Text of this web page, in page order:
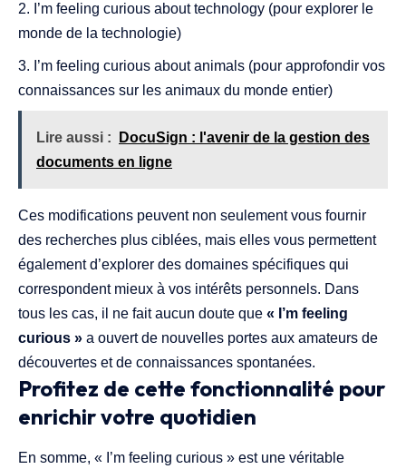
I’m feeling curious about technology (pour explorer le
monde de la technologie)
I’m feeling curious about animals (pour approfondir vos
connaissances sur les animaux du monde entier)
Lire aussi :
DocuSign : l'avenir de la gestion des
documents en ligne
Ces modifications peuvent non seulement vous fournir
des recherches plus ciblées, mais elles vous permettent
également d’explorer des domaines spécifiques qui
correspondent mieux à vos intérêts personnels. Dans
tous les cas, il ne fait aucun doute que « I’m feeling
curious » a ouvert de nouvelles portes aux amateurs de
découvertes et de connaissances spontanées.
Profitez de cette fonctionnalité pour
enrichir votre quotidien
En somme, « I’m feeling curious » est une véritable